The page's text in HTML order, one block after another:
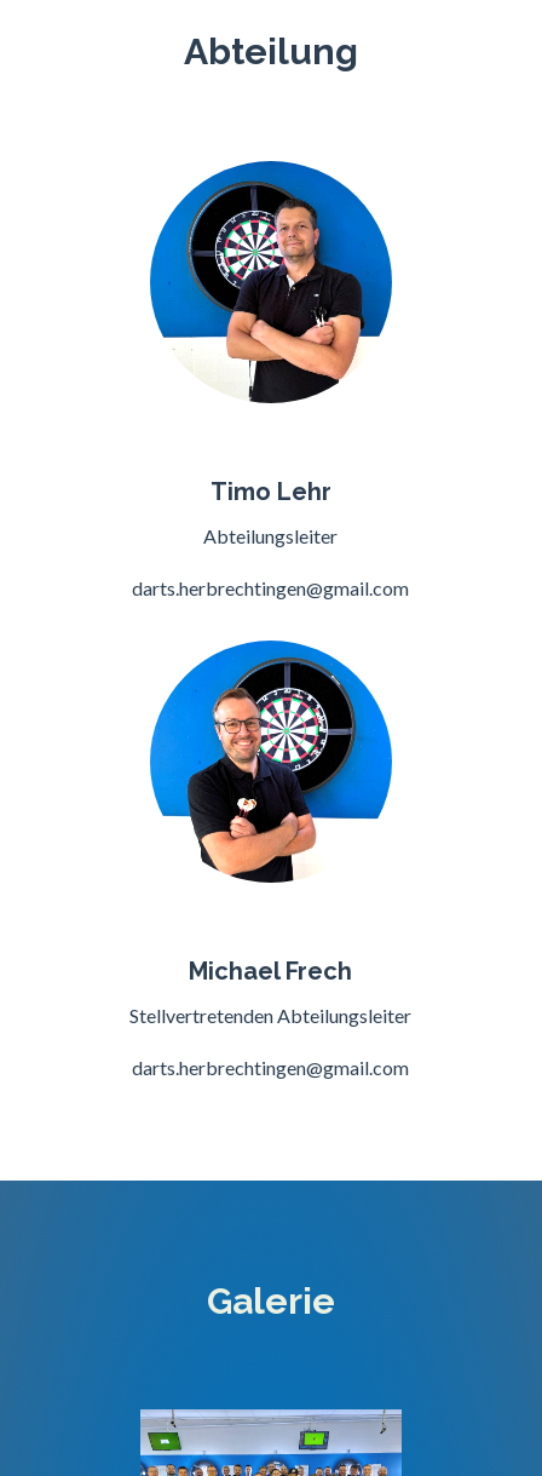
Abteilung
Timo Lehr
Abteilungsleiter
darts.herbrechtingen@gmail.com
Michael Frech
Stellvertretenden Abteilungsleiter
darts.herbrechtingen@gmail.com
Galerie